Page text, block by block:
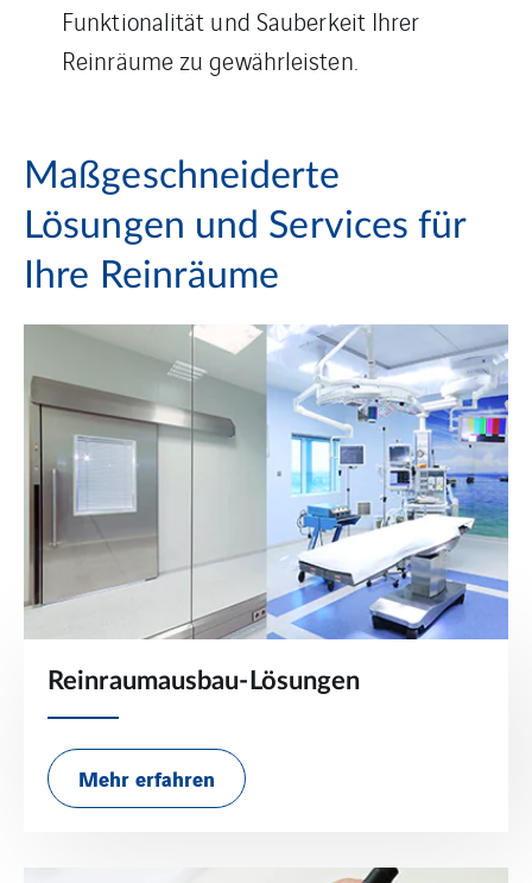
Funktionalität und Sauberkeit Ihrer
Reinräume zu gewährleisten.
Maßgeschneiderte
Lösungen und Services für
Ihre Reinräume
Reinraumausbau-Lösungen
Mehr erfahren